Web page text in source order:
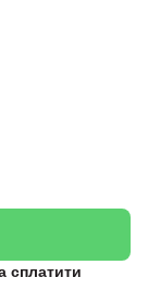
сплатити